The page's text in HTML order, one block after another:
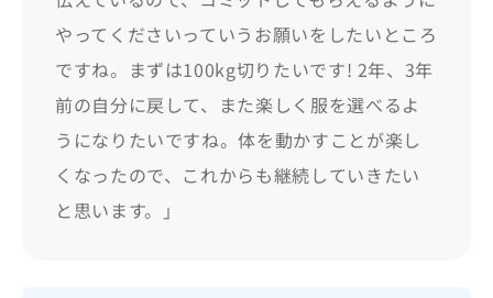
やってくださいっていうお願いをしたいところ
ですね。まずは100kg切りたいです! 2年、3年
前の自分に戻して、また楽しく服を選べるよ
うになりたいですね。体を動かすことが楽し
くなったので、これからも継続していきたい
と思います。」